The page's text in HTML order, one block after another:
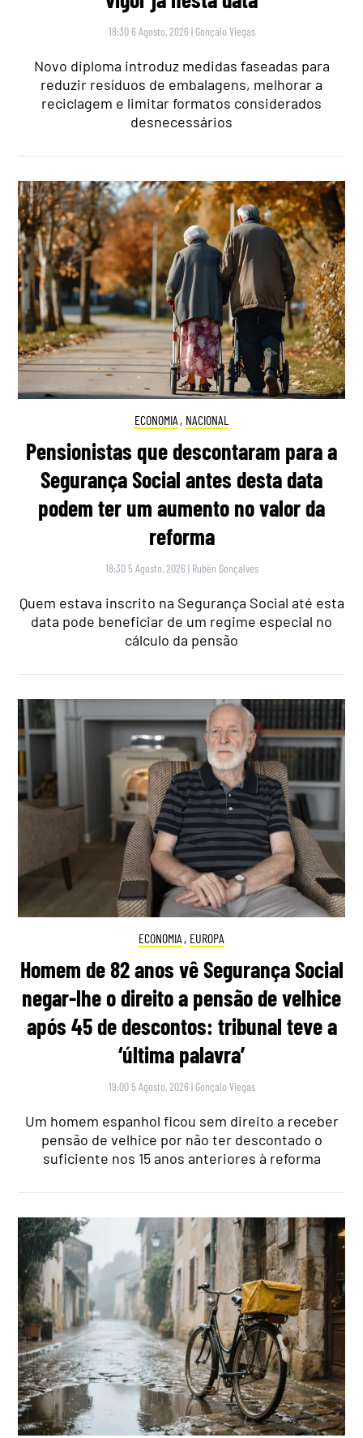
18:30 6 Agosto, 2026 | Gonçalo Viegas
Novo diploma introduz medidas faseadas para
reduzir resíduos de embalagens, melhorar a
reciclagem e limitar formatos considerados
desnecessários
ECONOMIA , NACIONAL
Pensionistas que descontaram para a
Segurança Social antes desta data
podem ter um aumento no valor da
reforma
18:30 5 Agosto, 2026 | Rubén Gonçalves
Quem estava inscrito na Segurança Social até esta
data pode beneficiar de um regime especial no
cálculo da pensão
ECONOMIA , EUROPA
Homem de 82 anos vê Segurança Social
negar-lhe o direito a pensão de velhice
após 45 de descontos: tribunal teve a
‘última palavra’
19:00 5 Agosto, 2026 | Gonçalo Viegas
Um homem espanhol ficou sem direito a receber
pensão de velhice por não ter descontado o
suficiente nos 15 anos anteriores à reforma